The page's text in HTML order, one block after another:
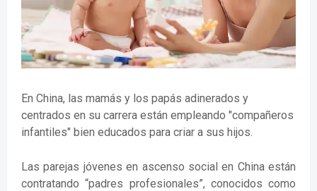
En China, las mamás y los papás adinerados y
centrados en su carrera están empleando "compañeros
infantiles" bien educados para criar a sus hijos.
Las parejas jóvenes en ascenso social en China están
contratando “padres profesionales”, conocidos como